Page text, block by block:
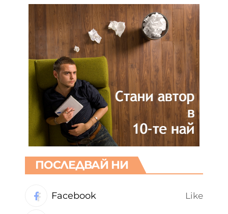
ПОСЛЕДВАЙ НИ
Facebook Like